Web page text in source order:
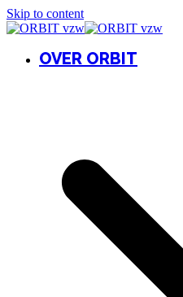
Skip to content
OVER ORBIT